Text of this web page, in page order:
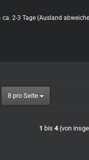
ca. 2-3 Tage (Ausland
8 pro Seite
pro Seite
1 bis4 (von